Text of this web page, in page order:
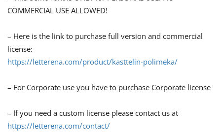
COMMERCIAL USE ALLOWED!
– Here is the link to purchase full version and commercial
license:
https://letterena.com/product/kasttelin-polimeka/
– For Corporate use you have to purchase Corporate license
– If you need a custom license please contact us at
https://letterena.com/contact/